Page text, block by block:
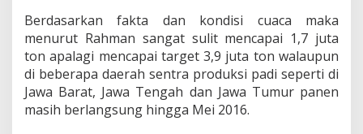
e
m
e
r
n
t
Berdasarkan fakta dan kondisi cuaca maka
menurut Rahman sangat sulit mencapai 1,7 juta
ton apalagi mencapai target 3,9 juta ton walaupun
di beberapa daerah sentra produksi padi seperti di
Jawa Barat, Jawa Tengah dan Jawa Tumur panen
masih berlangsung hingga Mei 2016.